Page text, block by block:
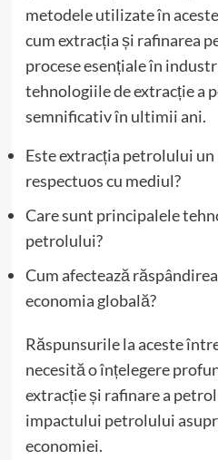
metodele utilizate în
cum extracția și rafinarea
procese esențiale în
tehnologiile de extracție a
semnificativ în ultimii ani.
Este extracția petrolului un
respectuos cu mediul?
Care sunt principalele
petrolului?
Cum afectează
economia globală?
Răspunsurile la aceste
necesită o înțelegere
extracție și rafinare a
impactului petrolului
economiei.